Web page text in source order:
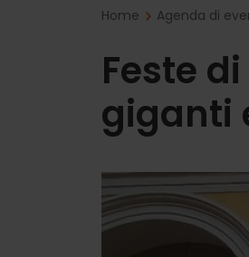
Home Agenda di
Feste
giganti